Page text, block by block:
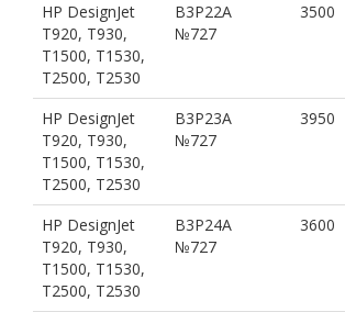
HP DesignJet
T920, T930,
T1500, T1530,
T2500, T2530
B3P22A
№727
3500
HP DesignJet
T920, T930,
T1500, T1530,
T2500, T2530
B3P23A
№727
3950
HP DesignJet
T920, T930,
T1500, T1530,
T2500, T2530
B3P24A
№727
3600